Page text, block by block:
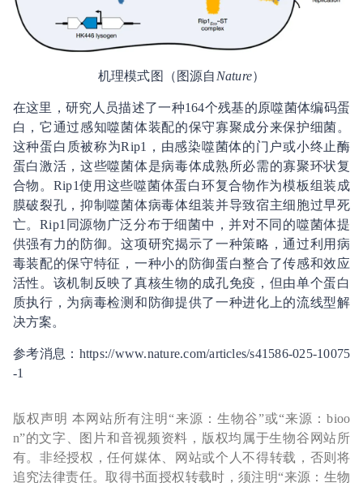
机理模式图（图源自 Nature）
在这里，研究人员描述了一种164个残基的原噬菌体编码蛋
白，它通过感知噬菌体装配的保守寡聚成分来保护细菌。
这种蛋白质被称为Rip1，由感染噬菌体的门户或小终止酶
蛋白激活，这些噬菌体是病毒体成熟所必需的寡聚环状复
合物。Rip1使用这些噬菌体蛋白环复合物作为模板组装成
膜破裂孔，抑制噬菌体病毒体组装并导致宿主细胞过早死
亡。Rip1同源物广泛分布于细菌中，并对不同的噬菌体提
供强有力的防御。这项研究揭示了一种策略，通过利用病
毒装配的保守特征，一种小的防御蛋白整合了传感和效应
活性。该机制反映了真核生物的成孔免疫，但由单个蛋白
质执行，为病毒检测和防御提供了一种进化上的流线型解
决方案。
参考消息：https://www.nature.com/articles/s41586-025-10075
-1
版权声明 本网站所有注明“来源：生物谷”或“来源：bioo
n”的文字、图片和音视频资料，版权均属于生物谷网站所
有。非经授权，任何媒体、网站或个人不得转载，否则将
追究法律责任。取得书面授权转载时，须注明“来源：生物